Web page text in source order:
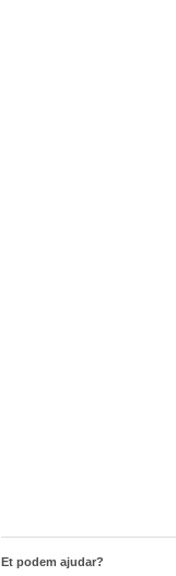
Et podem ajudar?